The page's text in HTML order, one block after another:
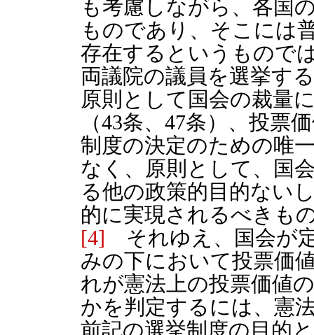
も考慮しながら、各国
ものであり、そこには
存在するというもので
両議院の議員を選挙す
原則として国会の裁量
（43条、47条）、投票
制度の決定のための唯
なく、原則として、国
る他の政策的目的ない
的に実現されるべきも
[4] それゆえ、国会が
みの下において投票価
れが憲法上の投票価値
かを判定するには、憲
前記の選挙制度の目的